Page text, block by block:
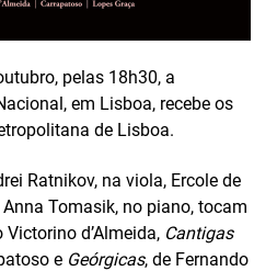
pelas 18h30, a
em Lisboa, recebe os
de Lisboa.
Ratnikov, na viola, Ercole de
Tomasik, no piano, tocam
Victorino d’Almeida, Cantigas
e Geórgicas, de Fernando